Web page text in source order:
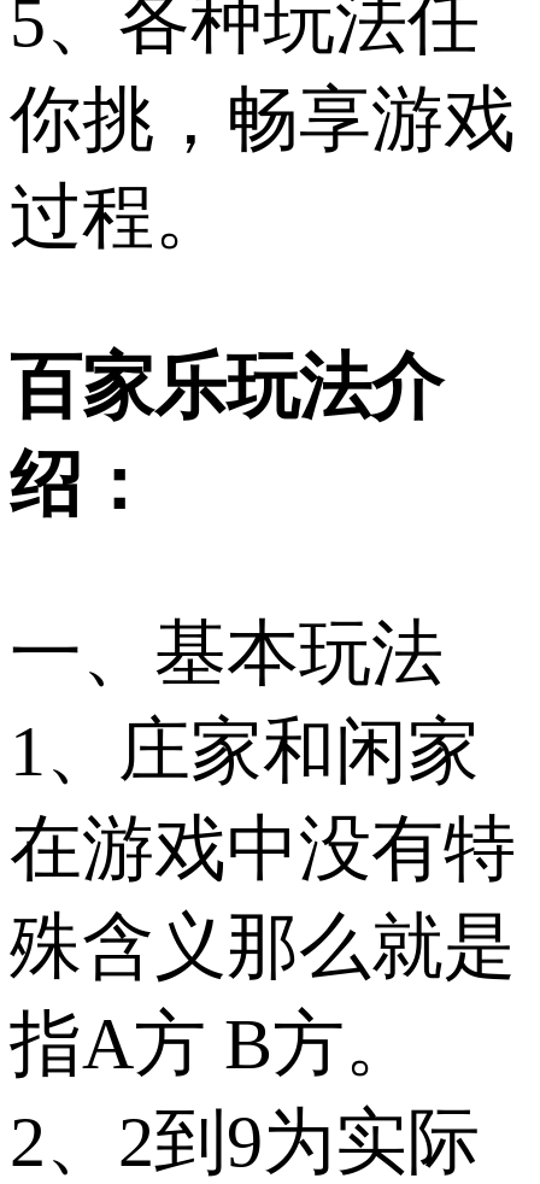
5、各种玩法任
你挑，畅享游戏
过程。
百家乐玩法介
绍：
一、基本玩法
1、庄家和闲家
在游戏中没有特
殊含义那么就是
指A方 B方。
2、2到9为实际